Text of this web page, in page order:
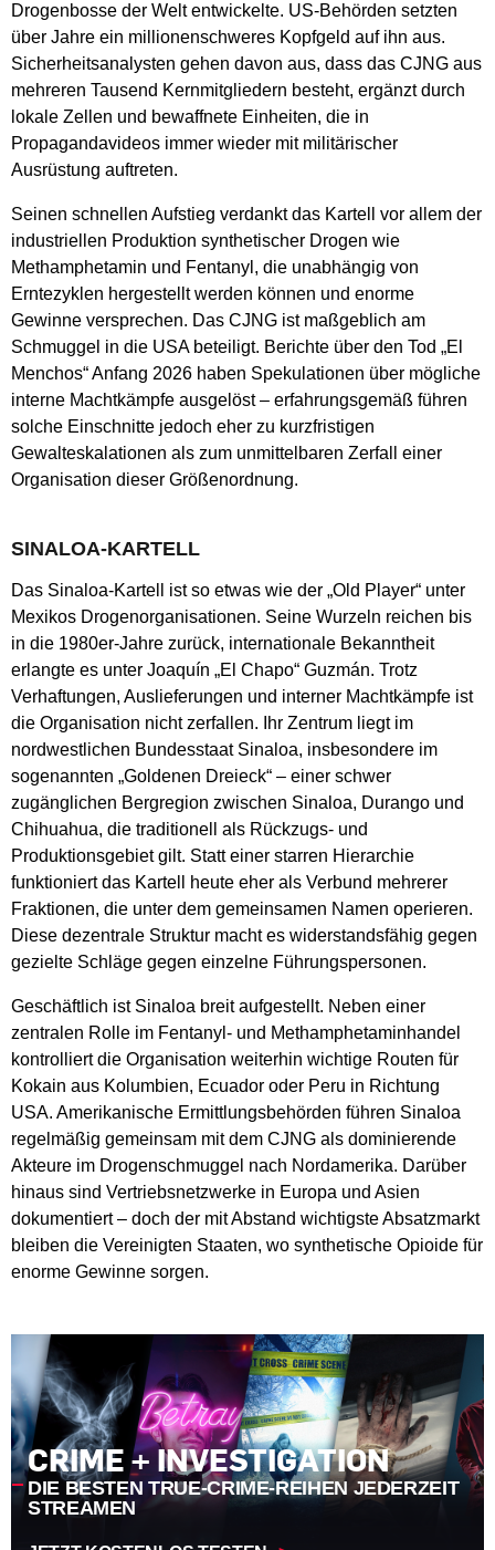
Drogenbosse der Welt entwickelte. US-Behörden setzten
über Jahre ein millionenschweres Kopfgeld auf ihn aus.
Sicherheitsanalysten gehen davon aus, dass das CJNG aus
mehreren Tausend Kernmitgliedern besteht, ergänzt durch
lokale Zellen und bewaffnete Einheiten, die in
Propagandavideos immer wieder mit militärischer
Ausrüstung auftreten.
Seinen schnellen Aufstieg verdankt das Kartell vor allem der
industriellen Produktion synthetischer Drogen wie
Methamphetamin und Fentanyl, die unabhängig von
Erntezyklen hergestellt werden können und enorme
Gewinne versprechen. Das CJNG ist maßgeblich am
Schmuggel in die USA beteiligt. Berichte über den Tod „El
Menchos“ Anfang 2026 haben Spekulationen über mögliche
interne Machtkämpfe ausgelöst – erfahrungsgemäß führen
solche Einschnitte jedoch eher zu kurzfristigen
Gewalteskalationen als zum unmittelbaren Zerfall einer
Organisation dieser Größenordnung.
SINALOA-KARTELL
Das Sinaloa-Kartell ist so etwas wie der „Old Player“ unter
Mexikos Drogenorganisationen. Seine Wurzeln reichen bis
in die 1980er-Jahre zurück, internationale Bekanntheit
erlangte es unter Joaquín „El Chapo“ Guzmán. Trotz
Verhaftungen, Auslieferungen und interner Machtkämpfe ist
die Organisation nicht zerfallen. Ihr Zentrum liegt im
nordwestlichen Bundesstaat Sinaloa, insbesondere im
sogenannten „Goldenen Dreieck“ – einer schwer
zugänglichen Bergregion zwischen Sinaloa, Durango und
Chihuahua, die traditionell als Rückzugs- und
Produktionsgebiet gilt. Statt einer starren Hierarchie
funktioniert das Kartell heute eher als Verbund mehrerer
Fraktionen, die unter dem gemeinsamen Namen operieren.
Diese dezentrale Struktur macht es widerstandsfähig gegen
gezielte Schläge gegen einzelne Führungspersonen.
Geschäftlich ist Sinaloa breit aufgestellt. Neben einer
zentralen Rolle im Fentanyl- und Methamphetaminhandel
kontrolliert die Organisation weiterhin wichtige Routen für
Kokain aus Kolumbien, Ecuador oder Peru in Richtung
USA. Amerikanische Ermittlungsbehörden führen Sinaloa
regelmäßig gemeinsam mit dem CJNG als dominierende
Akteure im Drogenschmuggel nach Nordamerika. Darüber
hinaus sind Vertriebsnetzwerke in Europa und Asien
dokumentiert – doch der mit Abstand wichtigste Absatzmarkt
bleiben die Vereinigten Staaten, wo synthetische Opioide für
enorme Gewinne sorgen.
CRIME + INVESTIGATION
DIE BESTEN TRUE-CRIME-REIHEN JEDERZEIT
STREAMEN